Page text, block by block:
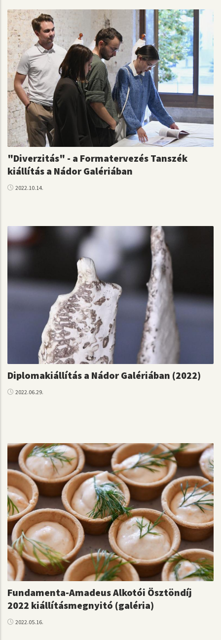
"Diverzitás" - a Formatervezés Tanszék
kiállítás a Nádor Galériában
2022.10.14.
Diplomakiállítás a Nádor Galériában (2022)
2022.06.29.
Fundamenta-Amadeus Alkotói Ösztöndíj
2022 kiállításmegnyitó (galéria)
2022.05.16.